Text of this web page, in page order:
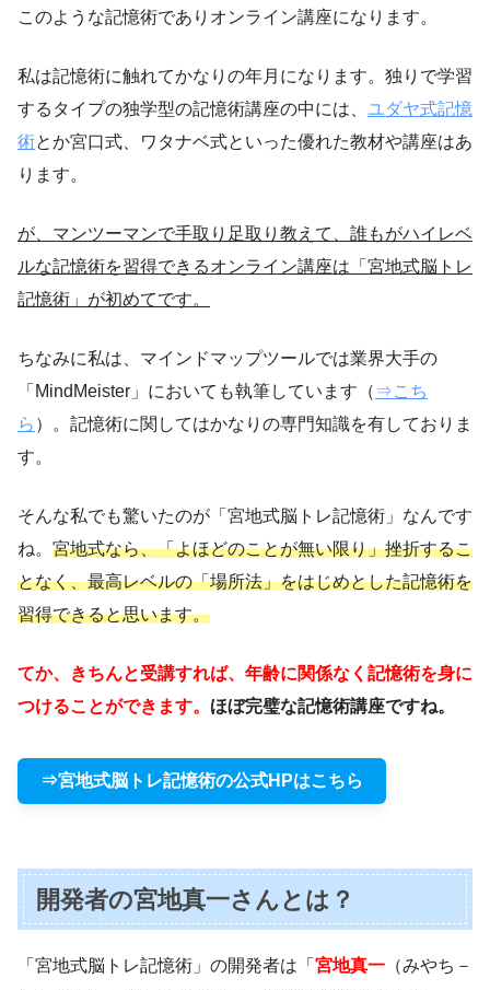
このような記憶術でありオンライン講座になります。
私は記憶術に触れてかなりの年月になります。独りで学習
するタイプの独学型の記憶術講座の中には、 ユダヤ式記憶
術とか宮口式、ワタナベ式といった優れた教材や講座はあ
ります。
が、マンツーマンで手取り足取り教えて、誰もがハイレベ
ルな記憶術を習得できるオンライン講座は「宮地式脳トレ
記憶術」が初めてです。
ちなみに私は、マインドマップツールでは業界大手の
「MindMeister」においても執筆しています（ ⇒こち
ら ）。記憶術に関してはかなりの専門知識を有しておりま
す。
そんな私でも驚いたのが「宮地式脳トレ記憶術」なんです
ね。 宮地式なら、「よほどのことが無い限り」挫折するこ
となく、最高レベルの「場所法」をはじめとした記憶術を
習得できると思います。
てか、きちんと受講すれば、年齢に関係なく記憶術を身に
つけることができます。 ほぼ完璧な記憶術講座ですね。
⇒宮地式脳トレ記憶術の公式HPはこちら
開発者の宮地真一さんとは？
「宮地式脳トレ記憶術」の開発者は「 宮地真一 （みやち－